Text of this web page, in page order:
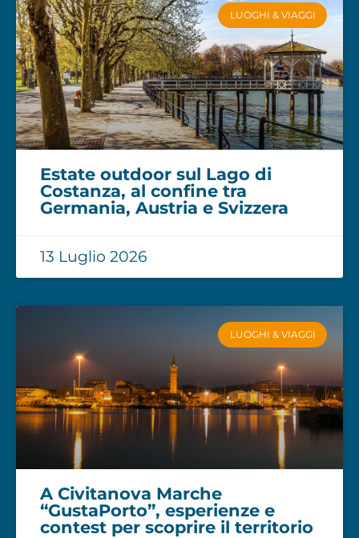
LUOGHI & VIAGGI
Estate outdoor sul Lago di
Costanza, al confine tra
Germania, Austria e Svizzera
13 Luglio 2026
LUOGHI & VIAGGI
A Civitanova Marche
“GustaPorto”, esperienze e
contest per scoprire il territorio